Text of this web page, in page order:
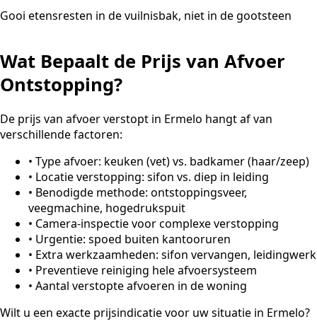
Gooi etensresten in de vuilnisbak, niet in de gootsteen
Wat Bepaalt de Prijs van Afvoer
Ontstopping?
De prijs van afvoer verstopt in Ermelo hangt af van
verschillende factoren:
• Type afvoer: keuken (vet) vs. badkamer (haar/zeep)
• Locatie verstopping: sifon vs. diep in leiding
• Benodigde methode: ontstoppingsveer,
veegmachine, hogedrukspuit
• Camera-inspectie voor complexe verstopping
• Urgentie: spoed buiten kantooruren
• Extra werkzaamheden: sifon vervangen, leidingwerk
• Preventieve reiniging hele afvoersysteem
• Aantal verstopte afvoeren in de woning
Wilt u een exacte prijsindicatie voor uw situatie in Ermelo?